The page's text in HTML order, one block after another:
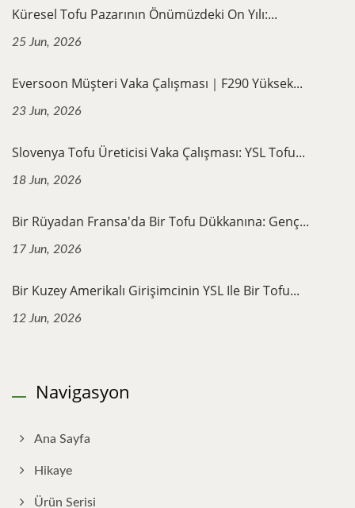
Küresel Tofu Pazarının Önümüzdeki On Yılı:...
25 Jun, 2026
Eversoon Müşteri Vaka Çalışması｜F290 Yüksek...
23 Jun, 2026
Slovenya Tofu Üreticisi Vaka Çalışması: YSL Tofu...
18 Jun, 2026
Bir Rüyadan Fransa'da Bir Tofu Dükkanına: Genç...
17 Jun, 2026
Bir Kuzey Amerikalı Girişimcinin YSL Ile Bir Tofu...
12 Jun, 2026
Navigasyon
Ana Sayfa
Hikaye
Ürün Serisi